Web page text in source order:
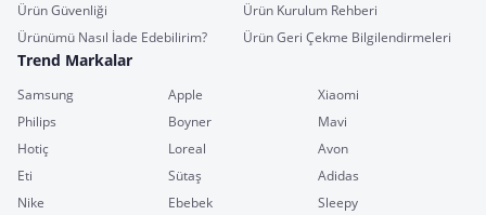
Ürün Güvenliği
Ürün Kurulum Rehberi
Ürünümü Nasıl İade Edebilirim?
Ürün Geri Çekme Bilgilendirmeleri
Trend Markalar
Samsung Apple
Xiaomi
Philips
Boyner
Mavi
Hotiç
Loreal
Avon
Eti
Sütaş
Adidas
Nike
Ebebek
Sleepy